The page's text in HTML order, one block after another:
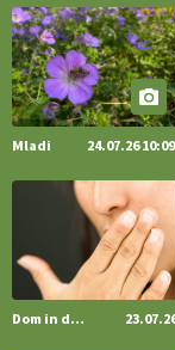
[EKOloško =
naravno peneče
https://t.co/
https://t.co/
[EKOloško =
pridelava z mislijo na
@EUAgri #IMCAP
Mladi 24.07.26 10:09
Dom in družina